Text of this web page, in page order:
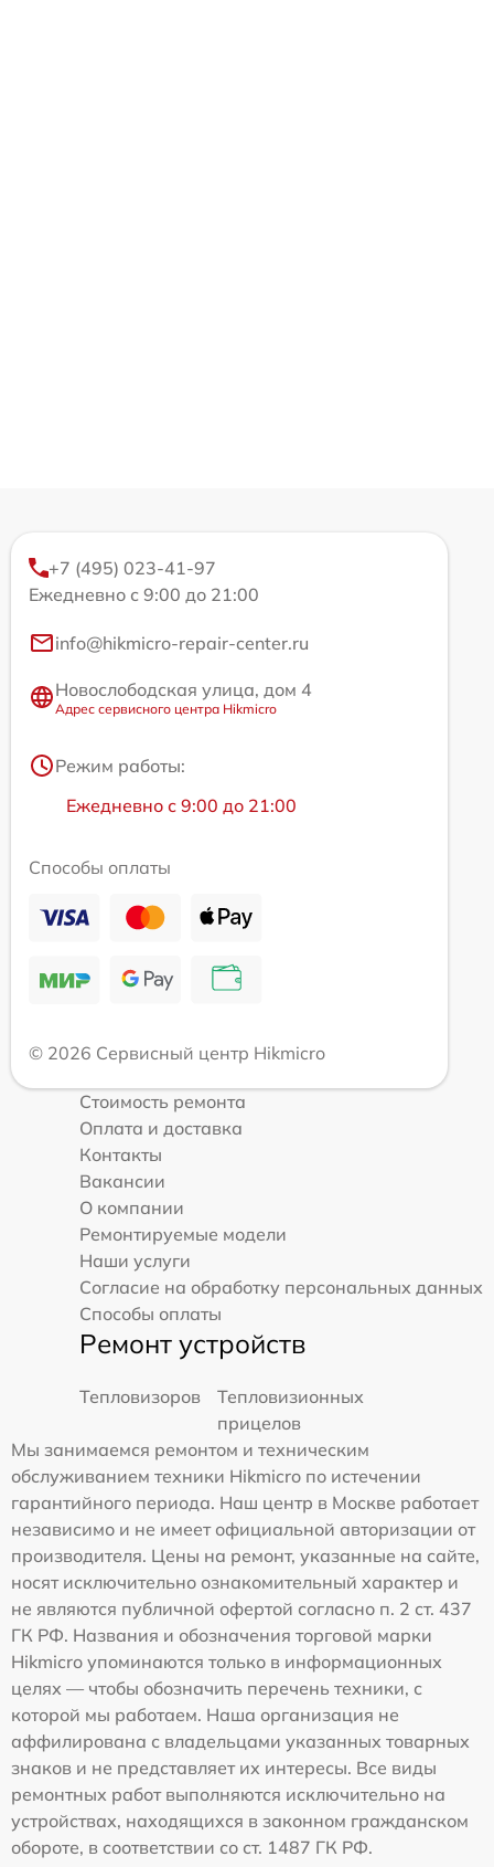
+7 (495) 023-41-97
Ежедневно с 9:00 до 21:00
info@hikmicro-repair-center.ru
Новослободская улица, дом 4
Адрес сервисного центра Hikmicro
Режим работы:
Ежедневно с 9:00 до 21:00
Способы оплаты
© 2026 Сервисный центр Hikmicro
Стоимость ремонта
Оплата и доставка
Контакты
Вакансии
О компании
Ремонтируемые модели
Наши услуги
Согласие на обработку персональных данных
Способы оплаты
Ремонт устройств
Тепловизоров
Тепловизионных
прицелов
Мы занимаемся ремонтом и техническим
обслуживанием техники Hikmicro по истечении
гарантийного периода. Наш центр в Москве работает
независимо и не имеет официальной авторизации от
производителя. Цены на ремонт, указанные на сайте,
носят исключительно ознакомительный характер и
не являются публичной офертой согласно п. 2 ст. 437
ГК РФ. Названия и обозначения торговой марки
Hikmicro упоминаются только в информационных
целях — чтобы обозначить перечень техники, с
которой мы работаем. Наша организация не
аффилирована с владельцами указанных товарных
знаков и не представляет их интересы. Все виды
ремонтных работ выполняются исключительно на
устройствах, находящихся в законном гражданском
обороте, в соответствии со ст. 1487 ГК РФ.